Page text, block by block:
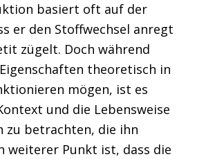
basiert oft auf der
er den Stoffwechsel anregt
zügelt. Doch während
theoretisch in
mögen, ist es
und die Lebensweise
zu betrachten, die ihn
weiterer Punkt ist, dass die